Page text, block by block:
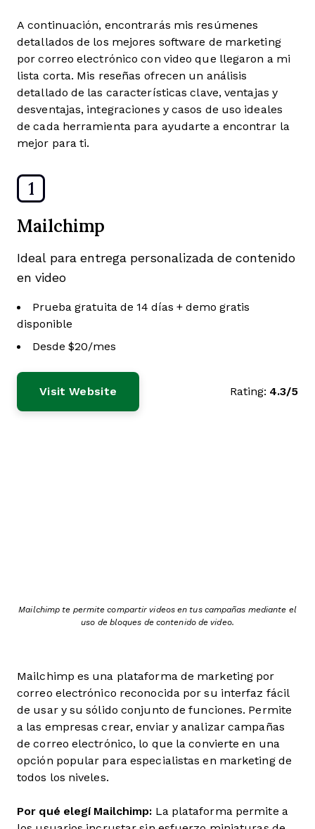
A continuación, encontrarás mis resúmenes
detallados de los mejores software de marketing
por correo electrónico con video que llegaron a mi
lista corta. Mis reseñas ofrecen un análisis
detallado de las características clave, ventajas y
desventajas, integraciones y casos de uso ideales
de cada herramienta para ayudarte a encontrar la
mejor para ti.
1
Mailchimp
Ideal para entrega personalizada de contenido
en video
Prueba gratuita de 14 días + demo gratis
disponible
Desde $20/mes
Visit Website Rating: 4.3/5
Mailchimp te permite compartir videos en tus campañas mediante el
uso de bloques de contenido de video.
Mailchimp es una plataforma de marketing por
correo electrónico reconocida por su interfaz fácil
de usar y su sólido conjunto de funciones. Permite
a las empresas crear, enviar y analizar campañas
de correo electrónico, lo que la convierte en una
opción popular para especialistas en marketing de
todos los niveles.
Por qué elegí Mailchimp: La plataforma permite a